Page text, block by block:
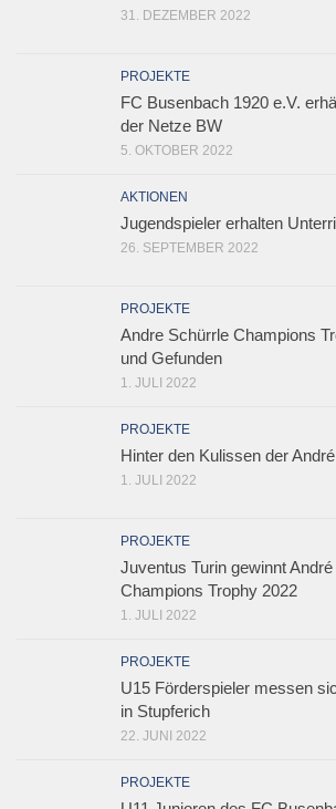
31. DEZEMBER 2022
PROJEKTE
FC Busenbach 1920 e.V.
der Netze BW
5. OKTOBER 2022
AKTIONEN
Jugendspieler erhalten
26. SEPTEMBER 2022
PROJEKTE
Andre Schürrle Champions
und Gefunden
1. JULI 2022
PROJEKTE
Hinter den Kulissen der
1. JULI 2022
PROJEKTE
Juventus Turin gewinnt
Champions Trophy 2022
1. JULI 2022
PROJEKTE
U15 Förderspieler messen
in Stupferich
22. JUNI 2022
PROJEKTE